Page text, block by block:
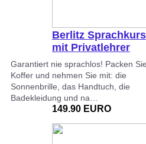
Berlitz Sprachkurs
mit Privatlehrer
Garantiert nie sprachlos! Packen
Koffer und nehmen Sie mit: die
Sonnenbrille, das Handtuch, die
Badekleidung und na…
149.90 EURO